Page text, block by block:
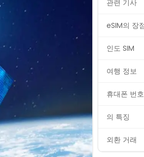
관련 기사
eSIM의 장
인도 SIM
여행 정보
휴대폰 번호
의 특징
외환 거래